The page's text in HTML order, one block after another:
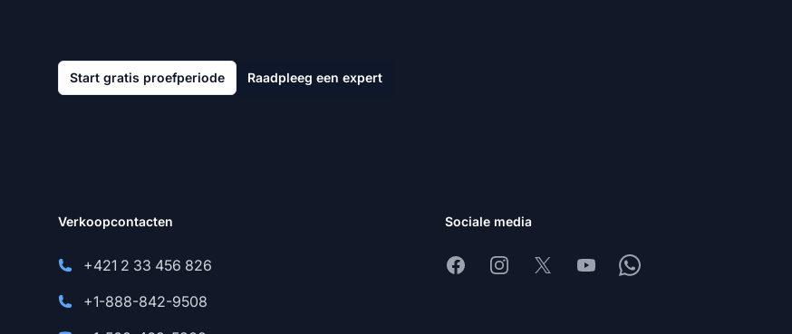
Start gratis proefperiode Raadpleeg een expert
Verkoopcontacten
+421 2 33 456 826
+1-888-842-9508
Sociale media
FacebookInstagram
X YoutubeWhatsapp